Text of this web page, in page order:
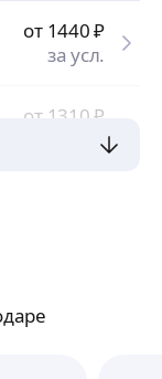
от 1440₽
за усл.
от 1310₽
за усл.